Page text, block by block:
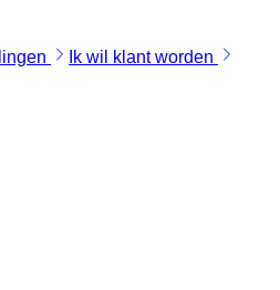
Ik wil klant worden